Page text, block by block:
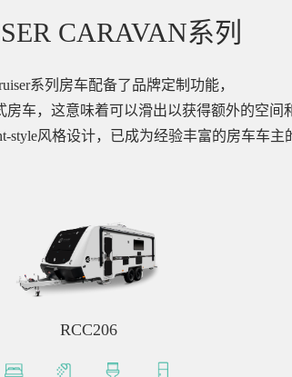
CARAVAN系列
系列房车配备了品牌定制功能，
房车，这意味着可以滑出以获得额外的空间
style风格设计，已成为经验丰富的房车车主
RCC206